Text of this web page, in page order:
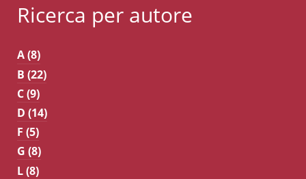
Ricerca per autore
A (8)
B (22)
C (9)
D (14)
F (5)
G (8)
L (8)